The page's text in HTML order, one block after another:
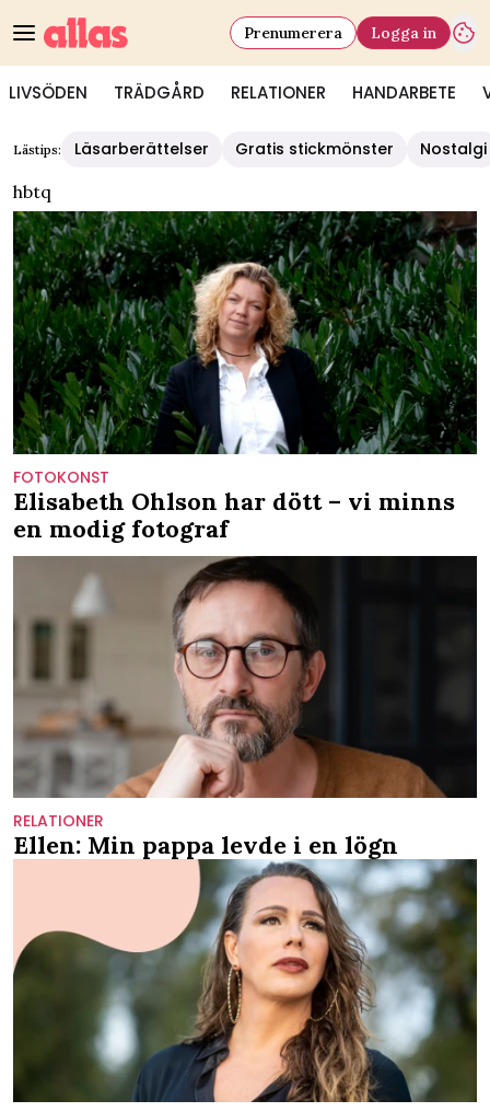
LIVSÖDEN TRÄDGÅRD RELATIONER HANDARBETE
Prenumerera Logga in
Lästips: Läsarberättelser Gratis stickmönster
Nostalgi
hbtq
FOTOKONST
Elisabeth Ohlson har dött – vi minns
en modig fotograf
RELATIONER
Ellen: Min pappa levde i en lögn